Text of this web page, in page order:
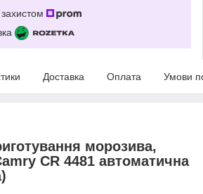
Доставка Оплата Умови
морозива,
CR 4481 автоматична